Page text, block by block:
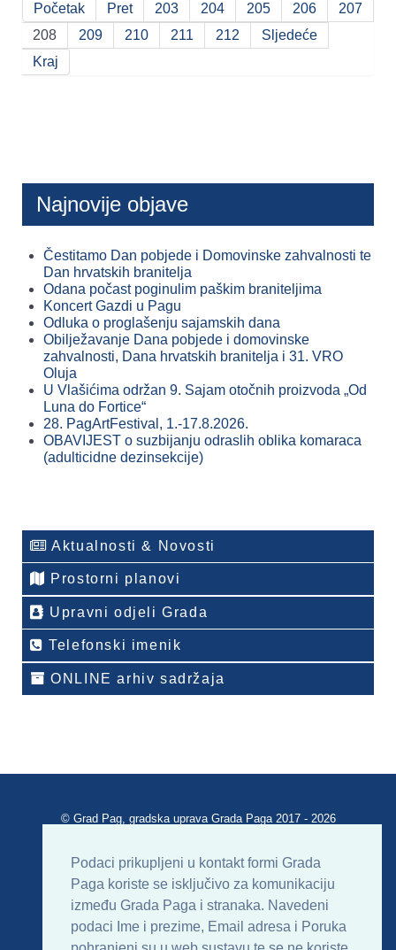
Podaci prikupljeni u kontakt formi Grada
Paga koriste se isključivo za komunikaciju
između Grada Paga i stranaka. Navedeni
podaci Ime i prezime, Email adresa i Poruka
Početak Pret 203 204 205 206
207
208
209 210 211 212
Sljedeće
Kraj
Najnovije objave
Čestitamo Dan pobjede i Domovinske zahvalnosti te
Dan hrvatskih branitelja
Odana počast poginulim paškim braniteljima
Koncert Gazdi u Pagu
Odluka o proglašenju sajamskih dana
Obilježavanje Dana pobjede i domovinske
zahvalnosti, Dana hrvatskih branitelja i 31. VRO
Oluja
U Vlašićima održan 9. Sajam otočnih proizvoda „Od
Luna do Fortice“
28. PagArtFestival, 1.-17.8.2026.
OBAVIJEST o suzbijanju odraslih oblika komaraca
(adulticidne dezinsekcije)
Aktualnosti & Novosti
Prostorni planovi
Upravni odjeli Grada
Telefonski imenik
ONLINE arhiv sadržaja
© Grad Pag, gradska uprava Grada Paga 2017 - 2026
Uvjeti korištenja Impressum
Kontakt
Sitemap
RSS